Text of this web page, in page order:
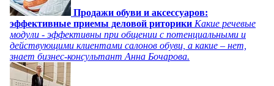
Продажи обуви и аксессуаров:
эффективные приемы деловой риторики Какие речевые
модули - эффективны при общении с потенциальными и
действующими клиентами салонов обуви, а какие – нет,
знает бизнес-консультант Анна Бочарова.